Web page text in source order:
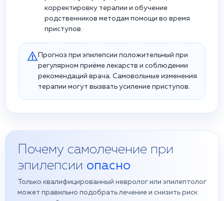
корректировку терапии и обучение
родственников методам помощи во время
приступов.
Прогноз при эпилепсии положительный при
регулярном приёме лекарств и соблюдении
рекомендаций врача. Самовольные изменения
терапии могут вызвать усиление приступов.
Почему самолечение при
эпилепсии опасно
Только квалифицированный невролог или эпилептолог
может правильно подобрать лечение и снизить риск